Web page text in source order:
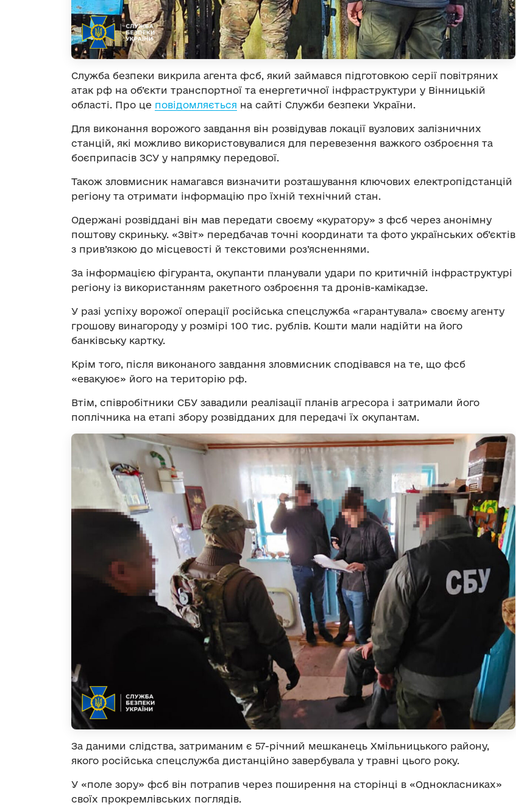
Служба безпеки викрила агента фсб, який займався підготовкою серії повітряних
атак рф на об’єкти транспортної та енергетичної інфраструктури у Вінницькій
області. Про це повідомляється на сайті Служби безпеки України.
Для виконання ворожого завдання він розвідував локації вузлових залізничних
станцій, які можливо використовувалися для перевезення важкого озброєння та
боєприпасів ЗСУ у напрямку передової.
Також зловмисник намагався визначити розташування ключових електропідстанцій
регіону та отримати інформацію про їхній технічний стан.
Одержані розвіддані він мав передати своєму «куратору» з фсб через анонімну
поштову скриньку. «Звіт» передбачав точні координати та фото українських об’єктів
з прив’язкою до місцевості й текстовими роз’ясненнями.
За інформацією фігуранта, окупанти планували удари по критичній інфраструктурі
регіону із використанням ракетного озброєння та дронів-камікадзе.
У разі успіху ворожої операції російська спецслужба «гарантувала» своєму агенту
грошову винагороду у розмірі 100 тис. рублів. Кошти мали надійти на його
банківську картку.
Крім того, після виконаного завдання зловмисник сподівався на те, що фсб
«евакуює» його на територію рф.
Втім, співробітники СБУ завадили реалізації планів агресора і затримали його
поплічника на етапі збору розвідданих для передачі їх окупантам.
За даними слідства, затриманим є 57-річний мешканець Хмільницького району,
якого російська спецслужба дистанційно завербувала у травні цього року.
У «поле зору» фсб він потрапив через поширення на сторінці в «Однокласниках»
своїх прокремлівських поглядів.